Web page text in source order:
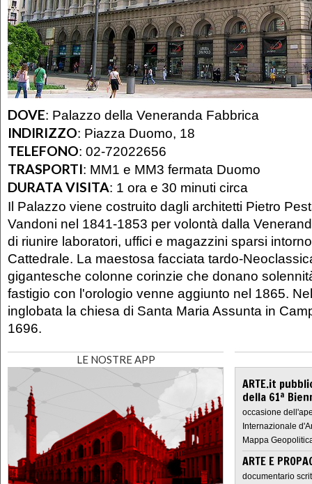
DOVE: Palazzo della Veneranda Fabbrica
INDIRIZZO: Piazza Duomo, 18
TELEFONO: 02-72022656
TRASPORTI: MM1 e MM3 fermata Duomo
DURATA VISITA: 1 ora e 30 minuti circa
Il Palazzo viene costruito dagli architetti Pietro
Vandoni nel 1841-1853 per volontà dalla
di riunire laboratori, uffici e magazzini sparsi
Cattedrale. La maestosa facciata tardo-
gigantesche colonne corinzie che donano
fastigio con l'orologio venne aggiunto nel 1865.
inglobata la chiesa di Santa Maria Assunta in
1696.
LE NOSTRE APP
ARTE.it
della 61ª
occasione
Internazionale
Mappa
ARTE E
documentario